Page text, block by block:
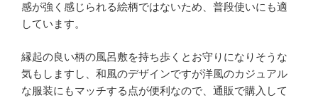
感が強く感じられる絵柄ではないため、普段使いにも適
しています。
縁起の良い柄の風呂敷を持ち歩くとお守りになりそうな
気もしますし、和風のデザインですが洋風のカジュアル
な服装にもマッチする点が便利なので、通販で購入して